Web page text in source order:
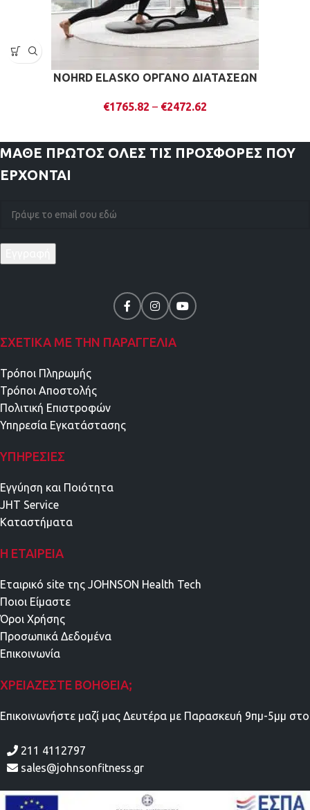
NOHRD ELASKO ΟΡΓΑΝΟ ΔΙΑΤΑΣΕΩΝ
€1765.82 – €2472.62
ΜΑΘΕ ΠΡΩΤΟΣ ΟΛΕΣ ΤΙΣ ΠΡΟΣΦΟΡΕΣ ΠΟΥ
ΕΡΧΟΝΤΑΙ
ΣΧΕΤΙΚΑ ΜΕ ΤΗΝ ΠΑΡΑΓΓΕΛΙΑ
Τρόποι Πληρωμής
Τρόποι Αποστολής
Πολιτική Επιστροφών
Υπηρεσία Εγκατάστασης
ΥΠΗΡΕΣΊΕΣ
Εγγύηση και Ποιότητα
JHT Service
Καταστήματα
Η ΕΤΑΙΡΕΊΑ
Εταιρικό site της JOHNSON Health Tech
Ποιοι Είμαστε
Όροι Χρήσης
Προσωπικά Δεδομένα
Επικοινωνία
ΧΡΕΙΆΖΕΣΤΕ ΒΟΉΘΕΙΑ;
Επικοινωνήστε μαζί μας Δευτέρα με Παρασκευή 9πμ-5μμ στο
211 4112797
sales@johnsonfitness.gr